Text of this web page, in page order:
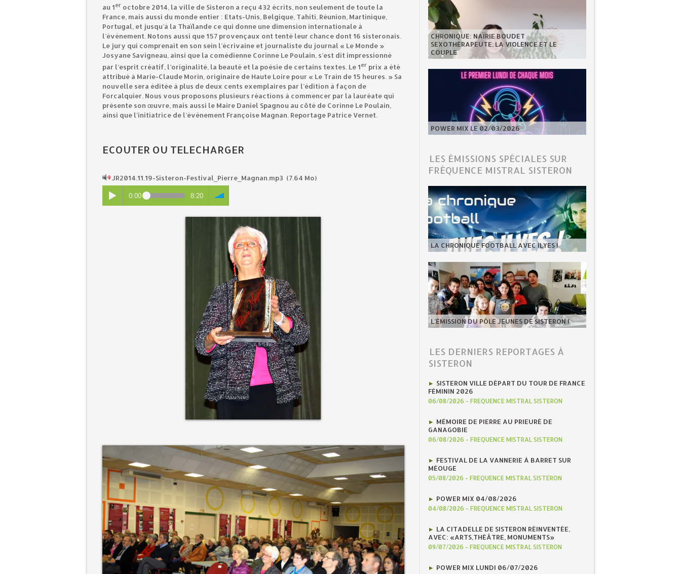
au 1er octobre 2014, la ville de Sisteron a reçu 432 écrits, non seulement de toute la
France, mais aussi du monde entier : Etats-Unis, Belgique, Tahiti, Réunion, Martinique,
Portugal, et jusqu’à la Thaïlande ce qui donne une dimension internationale à
l’évènement. Notons aussi que 157 provençaux ont tenté leur chance dont 16 sisteronais.
Le jury qui comprenait en son sein l’écrivaine et journaliste du journal « Le Monde »
Josyane Savigneau, ainsi que la comédienne Corinne Le Poulain, s’est dit impressionné
par l’esprit créatif, l’originalité, la beauté et la poésie de certains textes. Le 1er prix a été
attribué à Marie-Claude Morin, originaire de Haute Loire pour « Le Train de 15 heures. » Sa
nouvelle sera éditée à plus de deux cents exemplaires par l’édition à façon de
Forcalquier. Nous vous proposons plusieurs réactions à commencer par la lauréate qui
présente son œuvre, mais aussi le Maire Daniel Spagnou au côté de Corinne Le Poulain,
ainsi que l’initiatrice de l’évènement Françoise Magnan. Reportage Patrice Vernet.
ECOUTER OU TELECHARGER
JR2014.11.19-Sisteron-Festival_Pierre_Magnan.mp3 (7.64 Mo)
0:00 8:20
CHRONIQUE: NAÏRIE BOUDET
SEXOTHÉRAPEUTE; LA VIOLENCE ET LE
COUPLE
POWER MIX LE 02/03/2026
LES ÉMISSIONS SPÉCIALES SUR
FRÉQUENCE MISTRAL SISTERON
LA CHRONIQUE FOOTBALL AVEC ILYES !
L'ÉMISSION DU PÔLE JEUNES DE SISTERON !
LES DERNIERS REPORTAGES À
SISTERON
SISTERON VILLE DÉPART DU TOUR DE FRANCE
FÉMININ 2026
06/08/2026 - FREQUENCE MISTRAL SISTERON
MÉMOIRE DE PIERRE AU PRIEURÉ DE
GANAGOBIE
06/08/2026 - FREQUENCE MISTRAL SISTERON
FESTIVAL DE LA VANNERIE À BARRET SUR
MÉOUGE
05/08/2026 - FREQUENCE MISTRAL SISTERON
POWER MIX 04/08/2026
04/08/2026 - FREQUENCE MISTRAL SISTERON
LA CITADELLE DE SISTERON RÉINVENTÉE,
AVEC: «ARTS,THÉÂTRE, MONUMENTS»
09/07/2026 - FREQUENCE MISTRAL SISTERON
POWER MIX LUNDI 06/07/2026